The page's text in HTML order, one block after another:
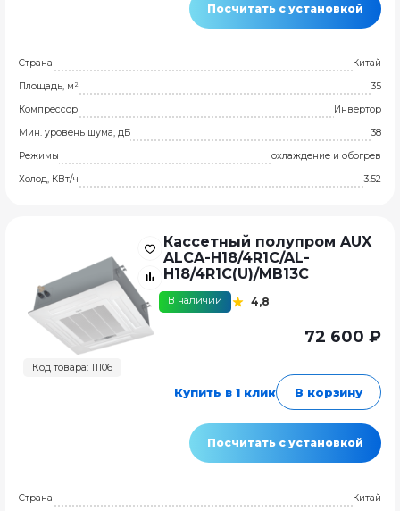
Посчитать с установкой
Страна
Китай
Площадь, м²
35
Компрессор
Инвертор
Мин. уровень шума, дБ
38
Режимы
охлаждение и обогрев
Холод, КВт/ч
3.52
Код товара: 11106
Кассетный полупром AUX
ALCA-H18/4R1C/AL-
H18/4R1C(U)/MB13C
В наличии 4,8
72 600 ₽
Купить в 1 клик В корзину
Посчитать с установкой
Страна
Китай